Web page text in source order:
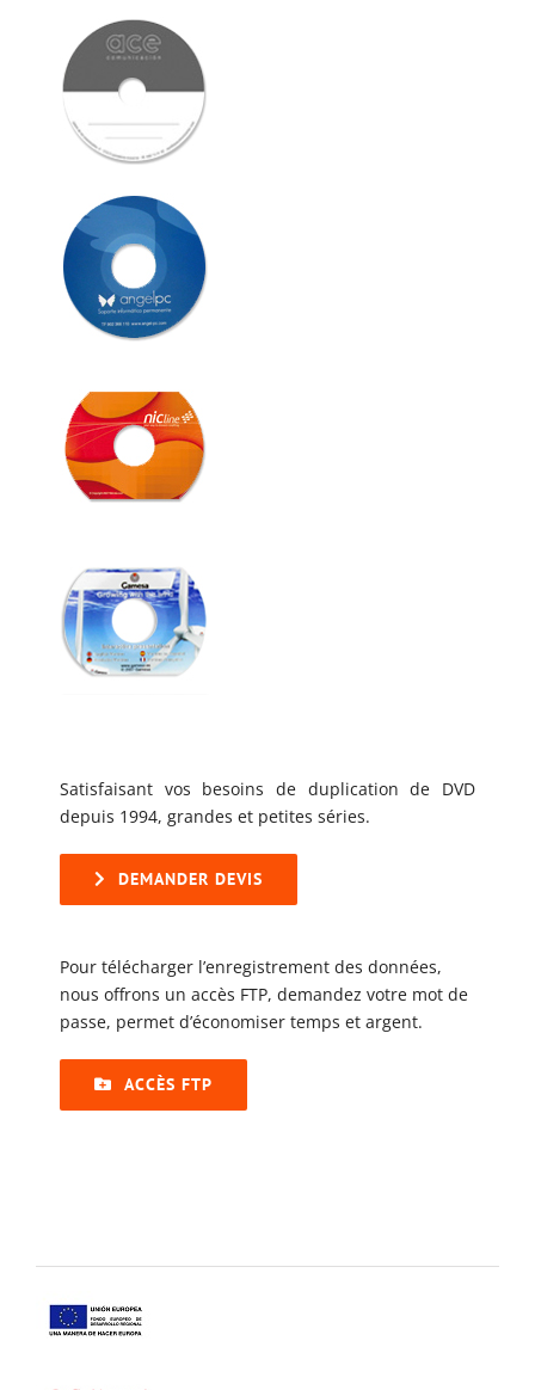
Satisfaisant vos besoins de duplication de DVD
depuis 1994, grandes et petites séries.
DEMANDER DEVIS
Pour télécharger l’enregistrement des données,
nous offrons un accès FTP, demandez votre mot de
passe, permet d’économiser temps et argent.
ACCÈS FTP